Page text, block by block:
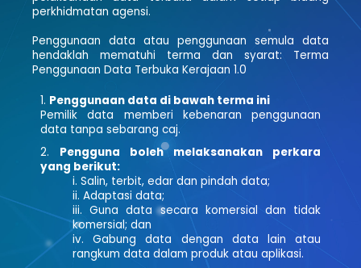
perkhidmatan agensi.
Penggunaan data atau penggunaan semula data
hendaklah mematuhi terma dan syarat: Terma
Penggunaan Data Terbuka Kerajaan 1.0
Penggunaan data di bawah terma ini
Pemilik data memberi kebenaran penggunaan
data tanpa sebarang caj.
Pengguna boleh melaksanakan perkara
yang berikut:
Salin, terbit, edar dan pindah data;
Adaptasi data;
Guna data secara komersial dan tidak
komersial; dan
Gabung data dengan data lain atau
rangkum data dalam produk atau aplikasi.